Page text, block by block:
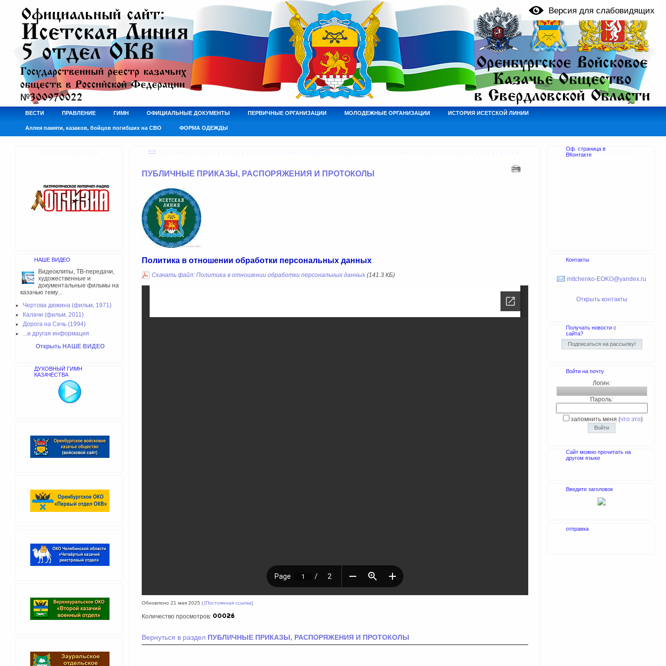
Версия для слабовидящих
ВЕСТИ ПРАВЛЕНИЕ ГИМН ОФИЦИАЛЬНЫЕ ДОКУМЕНТЫ ПЕРВИЧНЫЕ ОРГАНИЗАЦИИ МОЛОДЕЖНЫЕ ОРГАНИЗАЦИИ ИСТОРИЯ ИСЕТСКОЙ ЛИНИИ
Аллея памяти, казаков, бойцов погибших на СВО ФОРМА ОДЕЖДЫ
НАШЕ ВИДЕО
Видеоклипы, ТВ-передачи,
художественные и
документальные фильмы на
казачью тему...
Чертова дюжина (фильм, 1971)
Калачи (фильм, 2011)
Дорога на Сечь (1994)
...и другая информация
Открыть НАШЕ ВИДЕО
ДУХОВНЫЙ ГИМН
КАЗАЧЕСТВА
:: ::
ПУБЛИЧНЫЕ ПРИКАЗЫ, РАСПОРЯЖЕНИЯ И ПРОТОКОЛЫ
Политика в отношении обработки персональных данных
Скачать файл: Политика в отношении обработки персональных данных (141.3 КБ)
Обновлено 21 мая 2025 [Постоянная ссылка]
Количество просмотров:
Вернуться в раздел ПУБЛИЧНЫЕ ПРИКАЗЫ, РАСПОРЯЖЕНИЯ И ПРОТОКОЛЫ
Оф. страница в
ВКонтакте
Контакты
mitchenko-EOKO@yandex.ru
Открыть контакты
Получать новости с
сайта?
Войти на почту
Логин:
Пароль:
запомнить меня (что это)
Сайт можно прочитать на
другом языке
Введите заголовок
отправка